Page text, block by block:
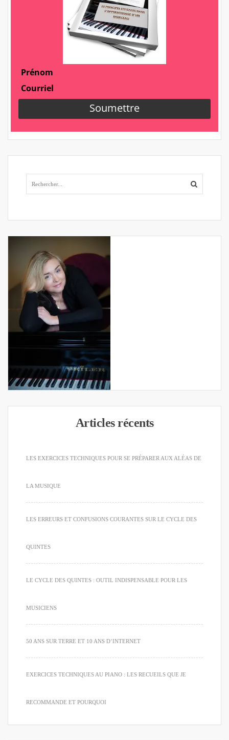
Articles récents
LES EXERCICES TECHNIQUES POUR SE PRÉPARER AUX ALÉAS DE
LA MUSIQUE
LES ERREURS ET CONFUSIONS COURANTES SUR LE CYCLE DES
QUINTES
LE CYCLE DES QUINTES : OUTIL INDISPENSABLE POUR LES
MUSICIENS
50 ANS SUR TERRE ET 10 ANS D’INTERNET
EXERCICES TECHNIQUES AU PIANO : LES RECUEILS QUE JE
RECOMMANDE ET POURQUOI